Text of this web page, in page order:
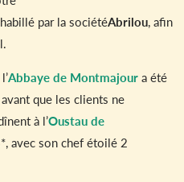
par la sociétéAbrilou, afin
Abbaye de Montmajoura été
que les clients ne
à l’Oustau de
avec son chef étoilé 2